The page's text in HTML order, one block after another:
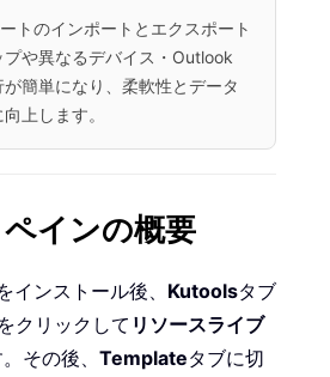
トのインポートとエクスポート
や異なるデバイス・Outlook
簡単になり、柔軟性とデータ
上します。
インの概要
ンストール後、 Kutoolsタブ
をクリックして リソースライブ
その後、 Templateタブに切